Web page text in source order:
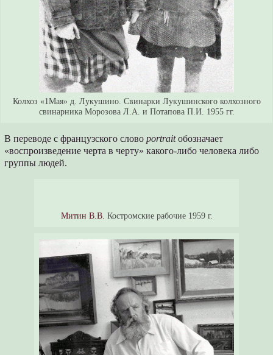
Колхоз «1Мая» д. Лукушино. Свинарки Лукушинского колхозного
свинарника Морозова Л.А. и Потапова П.И. 1955 гг.
В переводе с французского словоportraitобозначает
«воспроизведение черта в черту» какого-либо человека либо
группы людей.
Митин В.В. Костромские рабочие 1959 г.